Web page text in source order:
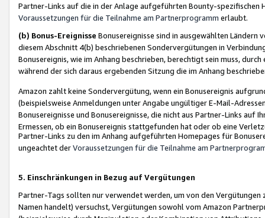
Partner-Links auf die in der Anlage aufgeführten Bounty-spezifischen
Voraussetzungen für die Teilnahme am Partnerprogramm erlaubt.
(b) Bonus-Ereignisse Bonusereignisse sind in ausgewählten Ländern
diesem Abschnitt 4(b) beschriebenen Sondervergütungen in
Bonusereignis, wie im Anhang beschrieben, berechtigt sein muss,
während der sich daraus ergebenden Sitzung die im Anhang
Amazon zahlt keine Sondervergütung, wenn ein Bonusereignis
(beispielsweise Anmeldungen unter Angabe ungültiger E-Mail-
Bonusereignisse und Bonusereignisse, die nicht aus Partner-Links auf
Ermessen, ob ein Bonusereignis stattgefunden hat oder ob eine
Partner-Links zu den im Anhang aufgeführten Homepages für
ungeachtet derVoraussetzungen für die Teilnahme am
5. Einschränkungen in Bezug auf Vergütungen
Partner-Tags sollten nur verwendet werden, um von den
Namen handelt) versuchst, Vergütungen sowohl vom Amazon